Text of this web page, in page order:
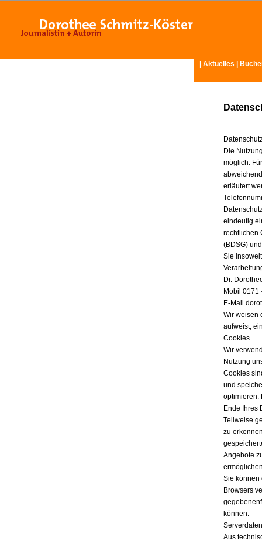
Aktuelles
Die
möglich.
erläutert
eindeutig
rechtlichen
(BDSG)
Sie
Dr.
Mobil 0171
E-Mail
Wir weisen
aufweist,
Cookies
Wir
Nutzung
Cookies
und
optimieren.
Ende Ihres
Teilweise
zu
Angebote
Sie können
Browsers
können.
Serverdaten
Aus